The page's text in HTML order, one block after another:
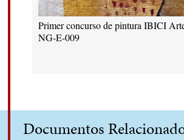
Primer concurso de pintura IBICI
NG-E-009
Documentos